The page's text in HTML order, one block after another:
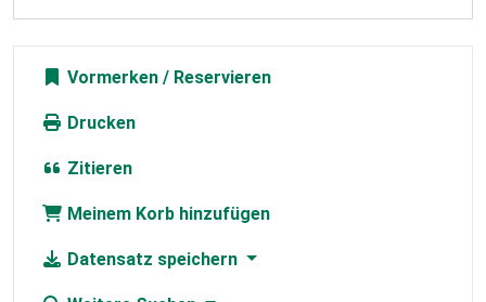
Vormerken
Drucken
Zitieren
Meinem Korb hinzufügen
Datensatz speichern